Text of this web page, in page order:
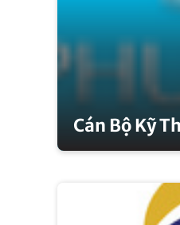
Cán Bộ Kỹ